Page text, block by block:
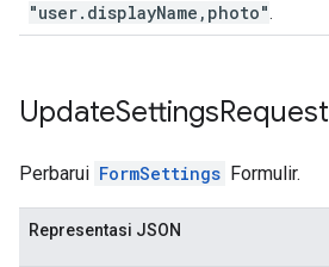
"user.displayName,photo"
UpdateSettingsRequest
Perbarui FormSettings Formulir.
Representasi JSON